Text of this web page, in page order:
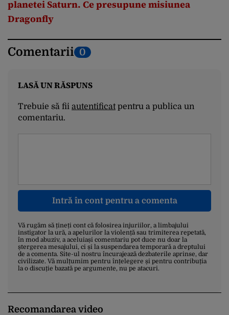
planetei Saturn. Ce presupune misiunea
Dragonfly
Comentarii 0
LASĂ UN RĂSPUNS
Trebuie să fii autentificatpentru a publica un
comentariu.
Intră în cont pentru a comenta
Vă rugăm să țineți cont că folosirea injuriilor, a limbajului
instigator la ură, a apelurilor la violență sau trimiterea repetată,
în mod abuziv, a aceluiași comentariu pot duce nu doar la
ștergerea mesajului, ci și la suspendarea temporară a dreptului
de a comenta. Site-ul nostru încurajează dezbaterile aprinse, dar
civilizate. Vă mulțumim pentru înțelegere și pentru contribuția
la o discuție bazată pe argumente, nu pe atacuri.
Recomandarea video